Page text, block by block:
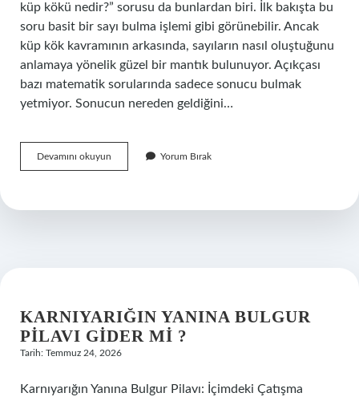
küp kökü nedir?” sorusu da bunlardan biri. İlk bakışta bu
soru basit bir sayı bulma işlemi gibi görünebilir. Ancak
küp kök kavramının arkasında, sayıların nasıl oluştuğunu
anlamaya yönelik güzel bir mantık bulunuyor. Açıkçası
bazı matematik sorularında sadece sonucu bulmak
yetmiyor. Sonucun nereden geldiğini…
Devamını okuyun
küp
?
Yorum Bırak
KARNIYARIĞIN YANINA BULGUR
PILAVI GIDER MI ?
Tarih: Temmuz 24, 2026
Karnıyarığın Yanına Bulgur Pilavı: İçimdeki Çatışma